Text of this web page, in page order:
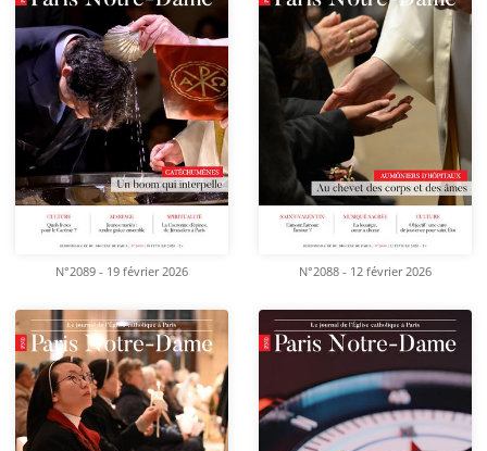
N°2089 - 19 février 2026 N°2088 - 12 février 2026